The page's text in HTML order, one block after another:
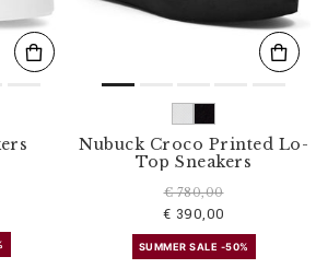
Nubuck Croco Printed Lo-
Top Sneakers
€ 780,00
€ 390,00
SUMMER SALE -50%